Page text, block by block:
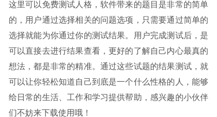
这里可以免费测试人格，软件带来的题目是非常的简单
的， 用户通过选择相关的问题选项， 只需要通过简单的
选择就能为你通过你的测试结果。 用户完成测试后，是
可以直接去进行结果查看，更好的了解自己内心最真的
想法，都是非常的精准。 通过这些试题的结果测试，就
可以让你轻松知道自己到底是一个什么性格的人，能够
给日常的生活、工作和学习提供帮助，感兴趣的小伙伴
们不妨来下载使用哦！